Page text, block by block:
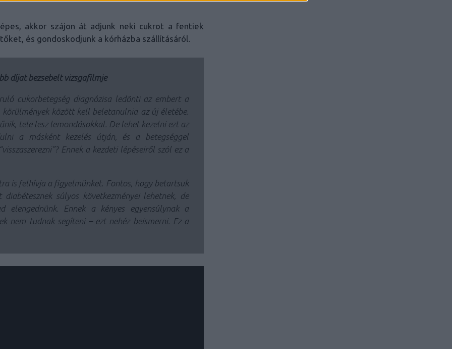
akkor szájon át adjunk neki cukrot a fentiek
és gondoskodjunk a kórházba szállításáról.
díjat bezsebelt vizsgafilmje
cukorbetegség diagnózisa ledönti az embert a
között kell beletanulnia az új életébe.
tele lesz lemondásokkal. De lehet kezelni ezt az
a másként kezelés útján, és a betegséggel
Ennek a kezdeti lépéseiről szól ez a
is felhívja a figyelmünket. Fontos, hogy betartsuk
súlyos következményei lehetnek, de
elengednünk. Ennek a kényes egyensúlynak a
nem tudnak segíteni – ezt nehéz beismerni. Ez a